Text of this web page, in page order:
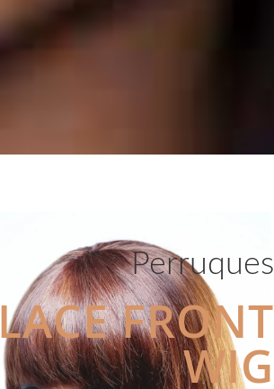
Perruques
LACE FRONT
WIG